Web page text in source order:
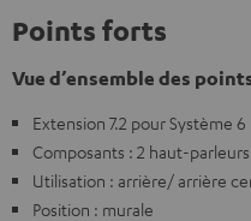
Points forts
Vue d’ensemble des
Extension 7.2 pour Système 6
Composants : 2 haut-
Utilisation : arrière/ arrière
Position : murale